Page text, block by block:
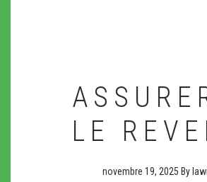
LE
novembre 19, 2025 By